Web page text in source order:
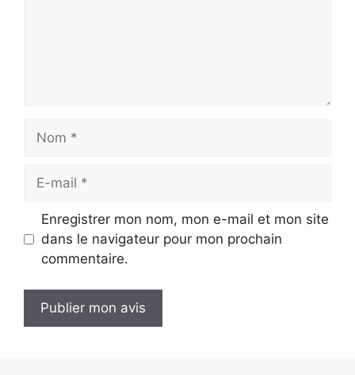
Nom
Enregistrer mon nom, mon e-mail et mon site
dans le navigateur pour mon prochain
commentaire.